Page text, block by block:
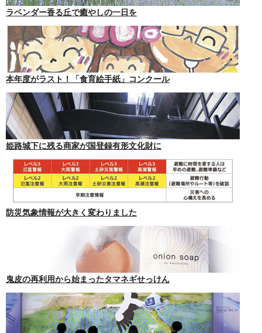
ラベンダー香る丘で癒やしの一日を
本年度がラスト！「食育絵手紙」コンクール
姫路城下に残る商家が国登録有形文化財に
防災気象情報が大きく変わりました
鬼皮の再利用から始まったタマネギせっけん